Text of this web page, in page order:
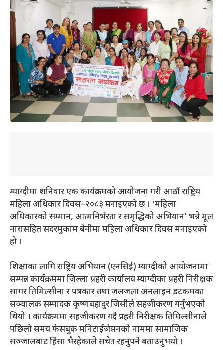
म्याग्दीमा शनिवार एक कार्यक्रमको आयोजना गरी आठौं राष्ट्रिय
महिला अधिकार दिवस–२०८३ मनाइएको छ । ‘महिला
अधिकारको सम्मान, आत्मनिर्भरता र समृद्धिको अभियान’ भन्ने मूल
नारासहित सदरमुकाम बेनीमा महिला अधिकार दिवस मनाइएको
हो ।
शिक्षाका लागि राष्ट्रिय अभियान (एनसिई) म्याग्दीको आयोजनामा
सम्पन्न कार्यक्रममा जिल्ला प्रहरी कार्यालय म्याग्दीका प्रहरी निरीक्षक
सागर तिमिल्सीना र पत्रकार तथा जलजला अनलाइन डटकमका
सञ्चालक सम्पादक कृष्णबहादुर जिसीले सहजीकरण गर्नुभएको
थियो । कार्यक्रममा सहजीकरण गर्दै प्रहरी निरीक्षक तिमिल्सीनाले
पछिलो समय फेसबुक मनिटाईजेसनको नाममा सामाजिक
सञ्जालबाट हिंसा भैरहेकाले सचेत रहनुपर्ने बताउनुभयो ।